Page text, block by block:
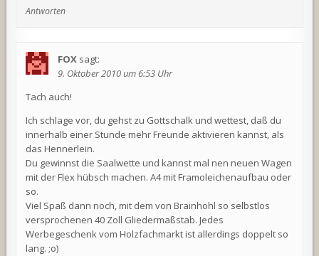
Antworten
FOX sagt:
9. Oktober 2010 um 6:53 Uhr
Tach auch!
Ich schlage vor, du gehst zu Gottschalk und wettest, daß du
innerhalb einer Stunde mehr Freunde aktivieren kannst, als
das Hennerlein.
Du gewinnst die Saalwette und kannst mal nen neuen Wagen
mit der Flex hübsch machen. A4 mit Framoleichenaufbau oder
so.
Viel Spaß dann noch, mit dem von Brainhohl so selbstlos
versprochenen 40 Zoll Gliedermaßstab. Jedes
Werbegeschenk vom Holzfachmarkt ist allerdings doppelt so
lang. ;o)